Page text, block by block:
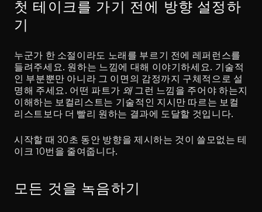
첫 테이크를 가기 전에 방향 설정하
기
누군가 한 소절이라도 노래를 부르기 전에 레퍼런스를
들려주세요. 원하는 느낌에 대해 이야기하세요. 기술적
인 부분뿐만 아니라 그 이면의 감정까지 구체적으로 설
명해 주세요. 어떤 파트가 왜 그런 느낌을 주어야 하는지
이해하는 보컬리스트는 기술적인 지시만 따르는 보컬
리스트보다 더 빨리 원하는 결과에 도달할 것입니다.
시작할 때 30초 동안 방향을 제시하는 것이 쓸모없는 테
이크 10번을 줄여줍니다.
모든 것을 녹음하기